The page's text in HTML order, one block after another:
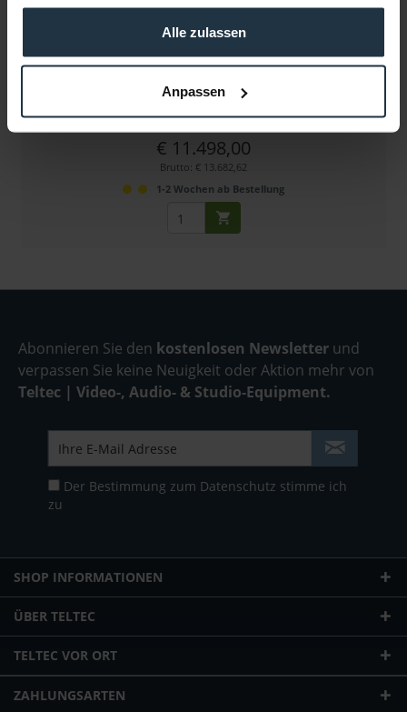
gesammelt haben.
Alle zulassen
Anpassen
Pedestal mit 16 kg Tragkraft
€ 11.498,00
Brutto: € 13.682,62
1-2 Wochen ab Bestellung
Abonnieren Sie den kostenlosen Newsletter und
verpassen Sie keine Neuigkeit oder Aktion mehr von
Teltec | Video-, Audio- & Studio-Equipment.
Der Bestimmung zum Datenschutz stimme ich
zu
SHOP INFORMATIONEN
ÜBER TELTEC
TELTEC VOR ORT
ZAHLUNGSARTEN